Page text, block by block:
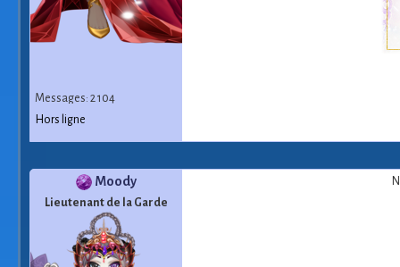
Messages: 2 104
Hors ligne
Moody
Lieutenant de la Garde